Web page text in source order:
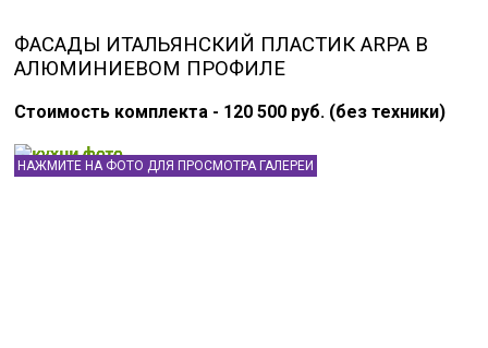
ФАСАДЫ ИТАЛЬЯНСКИЙ ПЛАСТИК ARPA В
АЛЮМИНИЕВОМ ПРОФИЛЕ
Стоимость комплекта - 120 500 руб. (без техники)
НАЖМИТЕ НА ФОТО ДЛЯ ПРОСМОТРА ГАЛЕРЕИ